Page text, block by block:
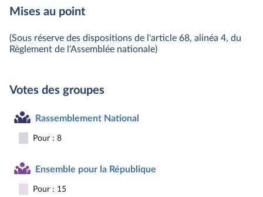
Mises au point
(Sous réserve des dispositions de l'article 68, alinéa 4, du
Règlement de l'Assemblée nationale)
Votes des groupes
Rassemblement National
Pour : 8
Ensemble pour la République
Pour : 15